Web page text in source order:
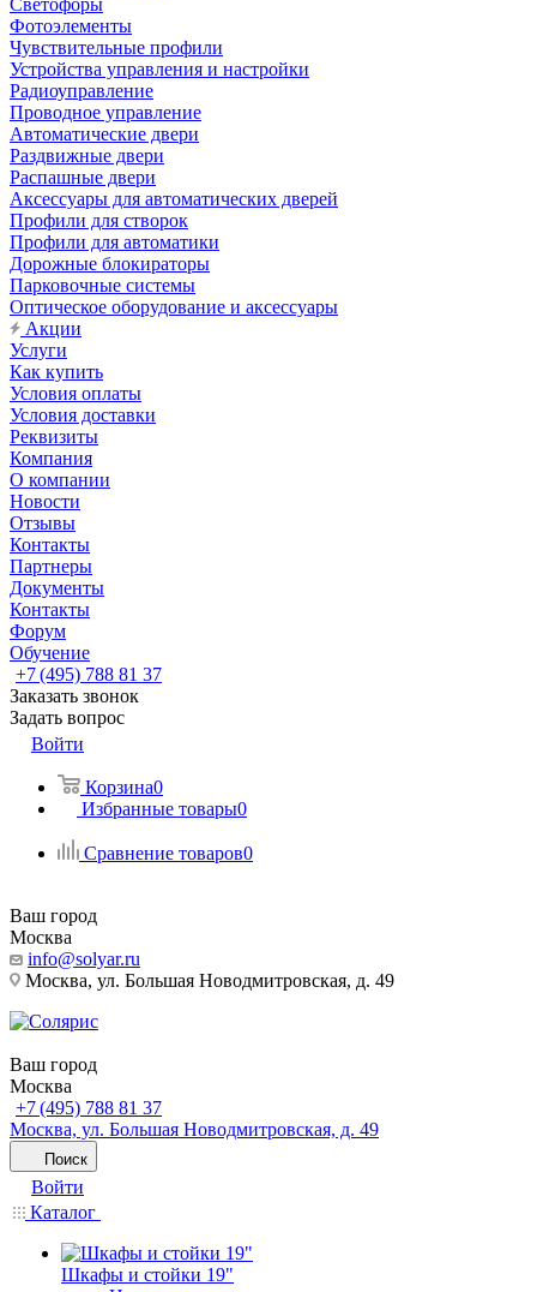
Светофоры
Фотоэлементы
Чувствительные профили
Устройства управления и настройки
Радиоуправление
Проводное управление
Автоматические двери
Раздвижные двери
Распашные двери
Аксессуары для автоматических дверей
Профили для створок
Профили для автоматики
Дорожные блокираторы
Парковочные системы
Оптическое оборудование и аксессуары
Акции
Услуги
Как купить
Условия оплаты
Условия доставки
Реквизиты
Компания
О компании
Новости
Отзывы
Контакты
Партнеры
Документы
Контакты
Форум
Обучение
+7 (495) 788 81 37
Заказать звонок
Задать вопрос
Войти
Корзина0
Избранные товары0
Сравнение товаров0
Ваш город
Москва
info@solyar.ru
Москва, ул. Большая Новодмитровская, д. 49
Ваш город
Москва
+7 (495) 788 81 37
Москва, ул. Большая Новодмитровская, д. 49
Поиск
Войти
Каталог
Шкафы и стойки 19"